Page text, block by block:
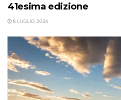
41esima edizione
8 LUGLIO, 2026